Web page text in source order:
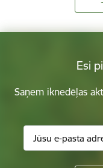
Esi
Saņem iknedēļas